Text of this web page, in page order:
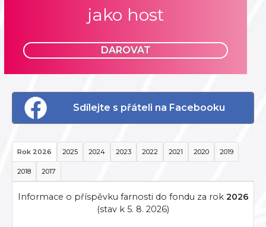
jako host
DAROVAT
Sdílejte s přáteli na Facebooku
Rok 2026 2025 2024 2023 2022 2021 2020 2019
2018 2017
Informace o příspěvku farnosti do fondu za rok 2026
(stav k 5. 8. 2026)